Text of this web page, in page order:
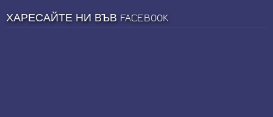
ХАРЕСАЙТЕ НИ ВЪВ FACEBOOK